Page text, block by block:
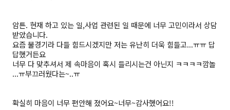
암튼. 현재 하고 있는 일,사업 관련된 일 때문에 너무 고민이라서 상담
받았습니다.
요즘 불경기라 다들 힘드시겠지만 저는 유난히 더욱 힘들고...ㅠㅠ 답
답했거든요
너무 다 맞추셔서 제 속마음이 혹시 들리시는건 아닌지 ㅋㅋㅋㅋ깜놀
...ㅠ부끄러웠다는~..ㅠ
확실히 마음이 너무 편안해 졌어요~너무~감사했어요!!